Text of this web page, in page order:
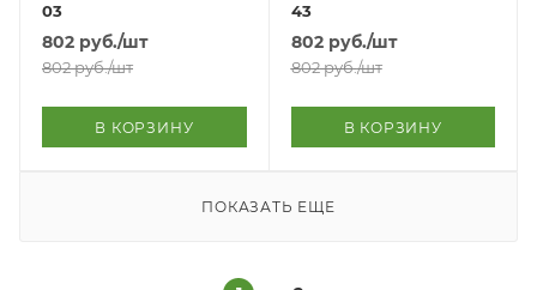
03
802 руб./шт
802руб./шт
В КОРЗИНУ
43
802руб./шт
802руб./шт
В КОРЗИНУ
ПОКАЗАТЬ ЕЩЕ